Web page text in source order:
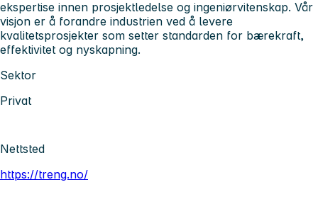
ekspertise innen prosjektledelse og ingeniørvitenskap. Vår
visjon er å forandre industrien ved å levere
kvalitetsprosjekter som setter standarden for bærekraft,
effektivitet og nyskapning.
Sektor
Privat
Nettsted
https://treng.no/